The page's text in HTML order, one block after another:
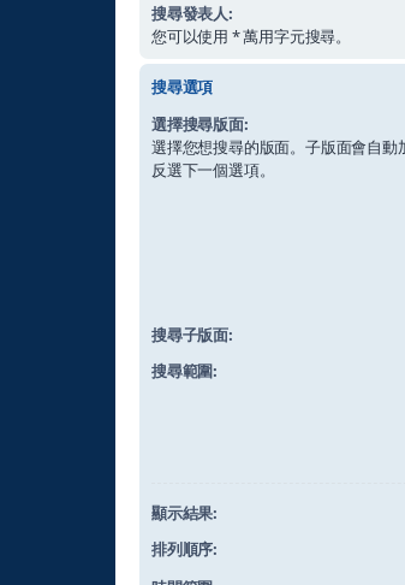
搜尋發表人:
您可以使用 * 萬用字元搜尋。
搜尋選項
選擇搜尋版面:
選擇您想搜尋的版面。子版面會自
反選下一個選項。
搜尋子版面:
搜尋範圍:
顯示結果:
排列順序: